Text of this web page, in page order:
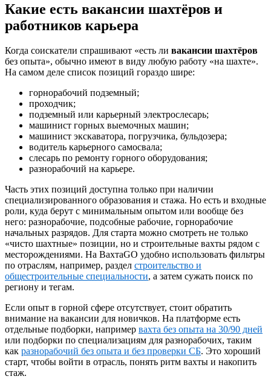
Какие есть вакансии шахтёров и
работников карьера
Когда соискатели спрашивают «есть ли вакансии шахтёров
без опыта», обычно имеют в виду любую работу «на шахте».
На самом деле список позиций гораздо шире:
горнорабочий подземный;
проходчик;
подземный или карьерный электрослесарь;
машинист горных выемочных машин;
машинист экскаватора, погрузчика, бульдозера;
водитель карьерного самосвала;
слесарь по ремонту горного оборудования;
разнорабочий на карьере.
Часть этих позиций доступна только при наличии
специализированного образования и стажа. Но есть и входные
роли, куда берут с минимальным опытом или вообще без
него: разнорабочие, подсобные рабочие, горнорабочие
начальных разрядов. Для старта можно смотреть не только
«чисто шахтные» позиции, но и строительные вахты рядом с
месторождениями. На ВахтаGO удобно использовать фильтры
по отраслям, например, раздел строительство и
общестроительные специальности, а затем сужать поиск по
региону и тегам.
Если опыт в горной сфере отсутствует, стоит обратить
внимание на вакансии для новичков. На платформе есть
отдельные подборки, например вахта без опыта на 30/90 дней
или подборки по специализациям для разнорабочих, таким
как разнорабочий без опыта и без проверки СБ. Это хороший
старт, чтобы войти в отрасль, понять ритм вахты и накопить
стаж.